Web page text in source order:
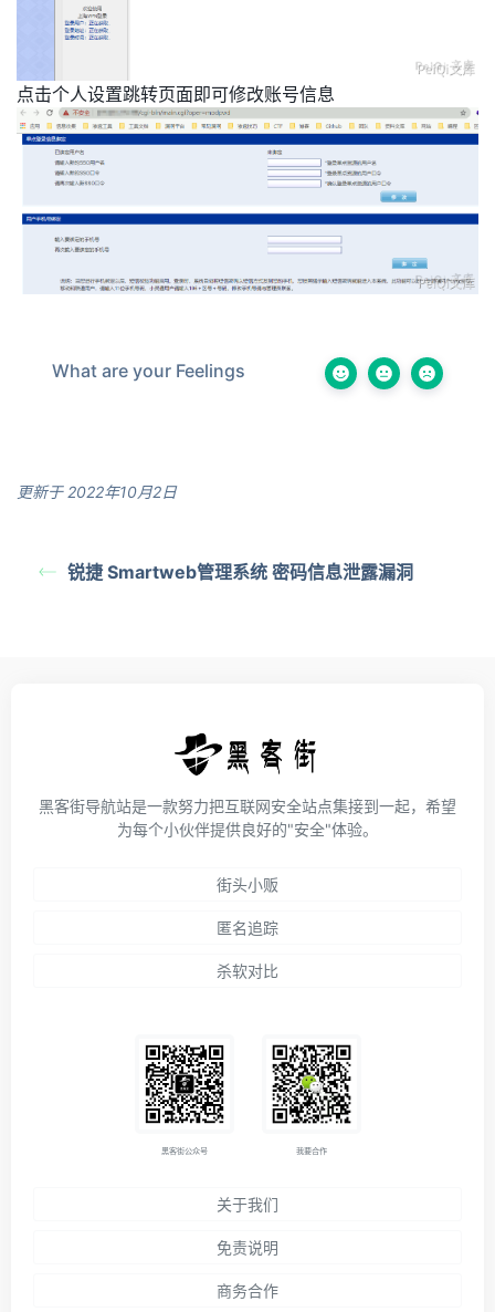
点击个人设置跳转页面即可修改账号信息
What are your Feelings
更新于 2022年10月2日
锐捷 Smartweb管理系统 密码信息泄露漏洞
黑客街导航站是一款努力把互联网安全站点集接到一起，希望
为每个小伙伴提供良好的"安全"体验。
街头小贩
匿名追踪
杀软对比
黑客街公众号 我要合作
关于我们
免责说明
商务合作